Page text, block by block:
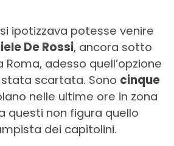
ipotizzava potesse venire
De Rossi, ancora sotto
adesso quell’opzione
scartata. Sono cinque
nelle ultime ore in zona
questi non figura quello
dei capitolini.